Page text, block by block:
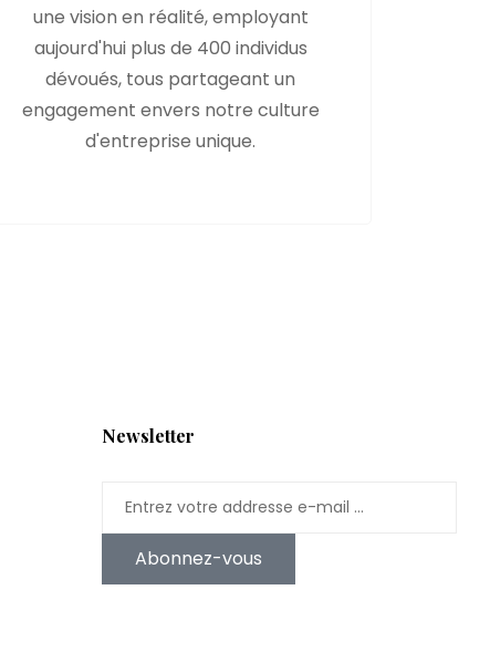
une vision en réalité, employant
aujourd'hui plus de 400 individus
dévoués, tous partageant un
engagement envers notre culture
d'entreprise unique.
Newsletter
Abonnez-vous